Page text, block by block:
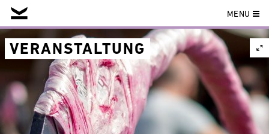
Skip
to
content
MENU
VERANSTALTUNG